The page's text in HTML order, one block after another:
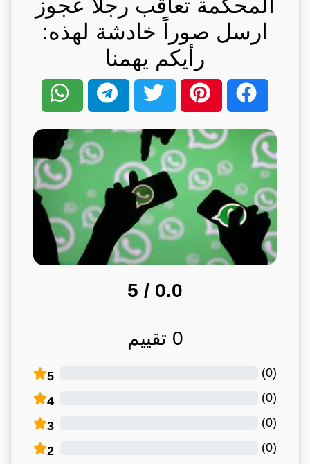
المحكمة تعاقب رجلاً عجوز
ارسل صوراً خادشة لهذه:
رأيكم يهمنا
0.0
/ 5
0 تقييم
5 (
0
)
4 (
0
)
3 (
0
)
2 (
0
)